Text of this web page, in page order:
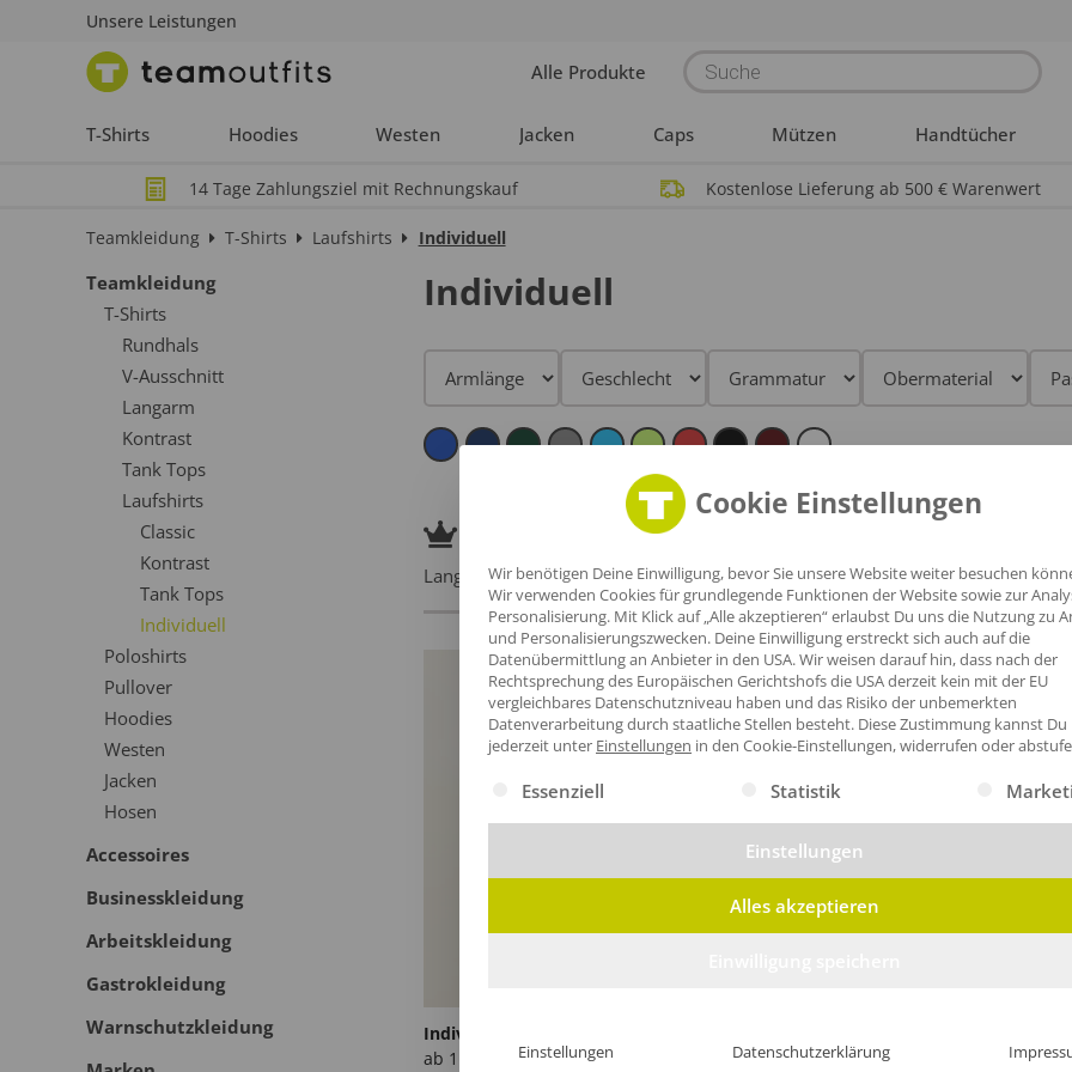
Unsere Leistungen
Alle Produkte Products
search
T-Shirts Hoodies Westen Jacken Caps Mützen Handtücher
14 Tage Zahlungsziel mit Rechnungskauf Kostenlose Lieferung ab 500 € Warenwert
Teamkleidung T-Shirts Laufshirts Individuell
Teamkleidung
T-Shirts
Rundhals
V-Ausschnitt
Langarm
Kontrast
Tank Tops
Laufshirts
Classic
Kontrast
Tank Tops
Individuell
Poloshirts
Pullover
Hoodies
Westen
Jacken
Hosen
Accessoires
Businesskleidung
Arbeitskleidung
Gastrokleidung
Warnschutzkleidung
Individuell
Langlebige Produkte mit hoher Qualität geeignet für z.B. Handwerk, Industrie
Individuelle Laufshirts
ab 11,91 /Stk.
Cookie Einstellungen
Wir benötigen Deine Einwilligung, bevor Sie unsere Website weiter besuchen
Wir verwenden Cookies für grundlegende Funktionen der Website sowie zur
Personalisierung. Mit Klick auf „Alle akzeptieren“ erlaubst Du uns die Nutzung zu
und Personalisierungszwecken. Deine Einwilligung erstreckt sich auch auf die
Datenübermittlung an Anbieter in den USA. Wir weisen darauf hin, dass nach der
Rechtsprechung des Europäischen Gerichtshofs die USA derzeit kein mit der EU
vergleichbares Datenschutzniveau haben und das Risiko der unbemerkten
Datenverarbeitung durch staatliche Stellen besteht. Diese Zustimmung kannst Du
jederzeit unter Einstellungen in den Cookie-Einstellungen, widerrufen oder
Es folgt eine Liste der Service-Gruppen, für die eine Einwilligung
Essenziell Statistik
Einstellungen
Alles akzeptieren
Einstellungen Datenschutzerklärung